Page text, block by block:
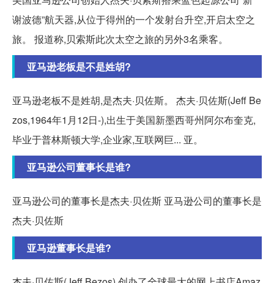
谢波德”航天器,从位于得州的一个发射台升空,开启太空之
旅。 报道称,贝索斯此次太空之旅的另外3名乘客。
亚马逊老板是不是姓胡?
亚马逊老板不是姓胡,是杰夫·贝佐斯。 杰夫·贝佐斯(Jeff Be
zos,1964年1月12日-),出生于美国新墨西哥州阿尔布奎克,
毕业于普林斯顿大学,企业家,互联网巨... 亚。
亚马逊公司董事长是谁?
亚马逊公司的董事长是杰夫·贝佐斯 亚马逊公司的董事长是
杰夫·贝佐斯
亚马逊董事长是谁?